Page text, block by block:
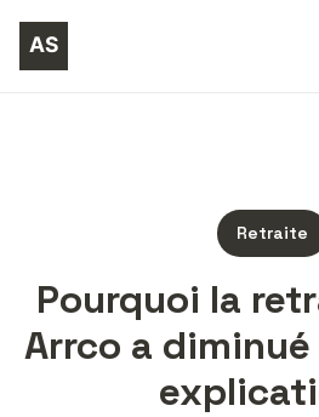
Retraite
Pourquoi la
Arrco a